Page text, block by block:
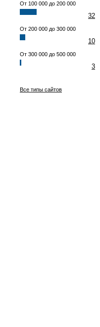
От 100 000 до 200 000
32
От 200 000 до 300 000
10
От 300 000 до 500 000
3
Все типы сайтов